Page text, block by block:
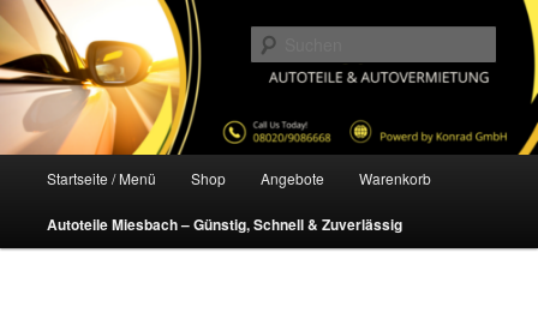
Zum
primären
Inhalt
springenAutoteile-Vogel
Startseite / Menü Shop Angebote Warenkorb
Autoteile Miesbach – Günstig, Schnell & Zuverlässig